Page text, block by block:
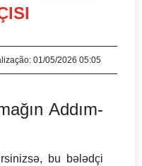
01/05/2026 05:05
Addım-
bu bələdçi